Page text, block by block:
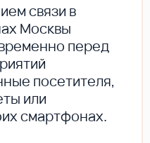
связи в
Москвы
перед
посетителя,
или
смартфонах.